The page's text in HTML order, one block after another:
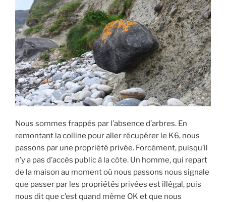
Nous sommes frappés par l’absence d’arbres. En
remontant la colline pour aller récupérer le K6, nous
passons par une propriété privée. Forcément, puisqu’il
n’y a pas d’accès public à la côte. Un homme, qui repart
de la maison au moment où nous passons nous signale
que passer par les propriétés privées est illégal, puis
nous dit que c’est quand même OK et que nous